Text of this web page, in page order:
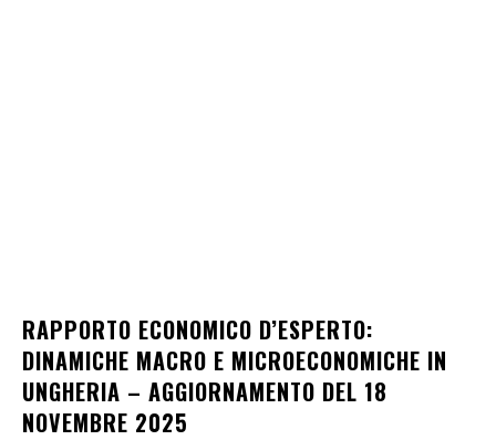
RAPPORTO ECONOMICO D’ESPERTO:
DINAMICHE MACRO E MICROECONOMICHE IN
UNGHERIA – AGGIORNAMENTO DEL 18
NOVEMBRE 2025